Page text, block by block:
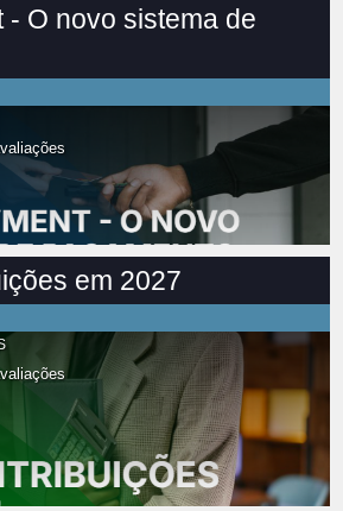
- O novo sistema de
em 2027